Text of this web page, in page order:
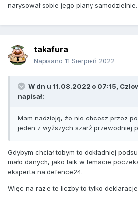
narysował sobie jego plany samodzielnie.
takafura
Napisano 11 Sierpień 2022
W dniu 11.08.2022 o 07:15,
napisał:
Mam nadzieję, że nie chcesz przez
jeden z wyższych szarż przewodniej
Gdybym chciał tobym to dokładniej
mało danych, jako laik w temacie
eksperta na defence24.
Więc na razie te liczby to tylko